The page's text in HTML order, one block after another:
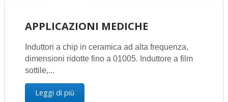
APPLICAZIONI MEDICHE
Induttori a chip in ceramica ad alta frequenza,
dimensioni ridotte fino a 01005. Induttore a film
sottile,...
Leggi di più